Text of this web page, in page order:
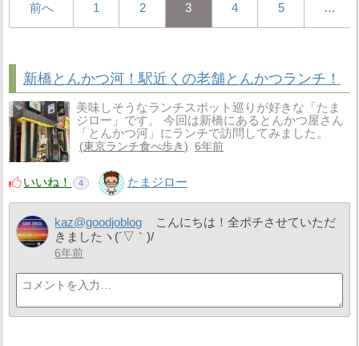
前へ 1 2 3 4 5 …
新橋とんかつ河！駅近くの老舗とんかつランチ！
美味しそうなランチスポット巡りが好きな「たま
ジロー」です。 今回は新橋にあるとんかつ屋さん
「とんかつ河」にランチで訪問してみました。
東京ランチ食べ歩き 6年前
いいね！ 4 たまジロー
kaz@goodjoblog
こんにちは！全ポチさせていただ
きましたヽ(´▽｀)/
6年前